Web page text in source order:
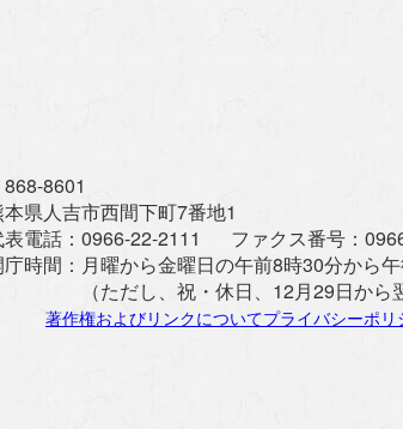
868-8601
本県人吉市西間下町7番地1
電話： 0966-22-2111 ファクス番号：
時間： 月曜から金曜日の午前8時30分から
（ただし、祝・休日、12月29日から
著作権およびリンクについてプライバシーポリ